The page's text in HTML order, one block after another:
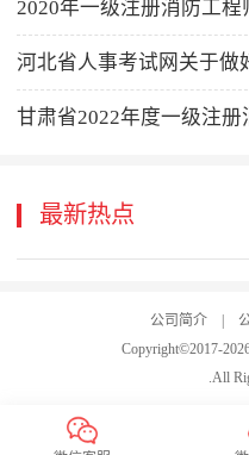
2020年一级注册消防工
最新热点
公司简介 |
Copyright©2017-
.All